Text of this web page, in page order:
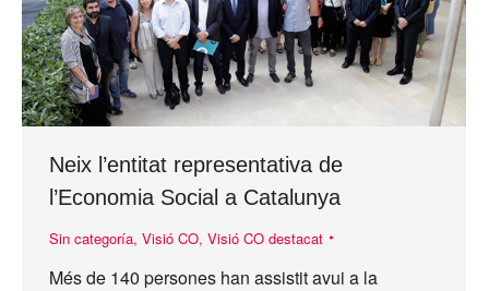
Neix l’entitat representativa de
l’Economia Social a Catalunya
Sin categoría, Visió CO, Visió CO destacat
Més de 140 persones han assistit avui a la